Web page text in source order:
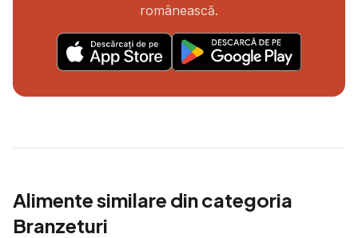
românească.
Alimente similare din categoria
Branzeturi